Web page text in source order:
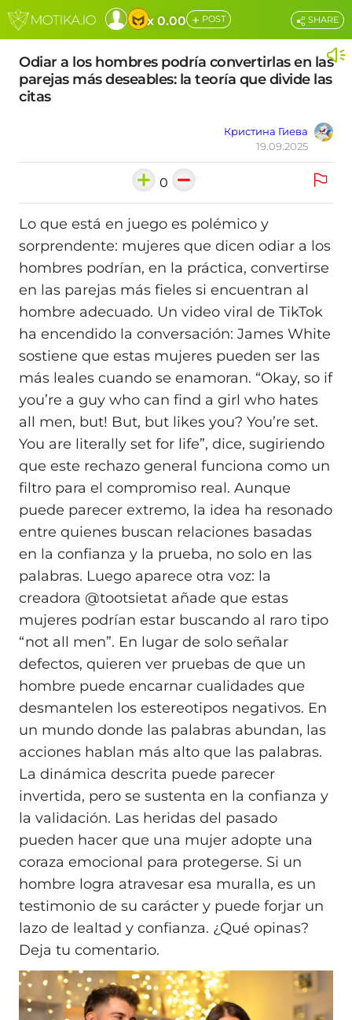
x 0.00 + POST
Odiar a los hombres podría convertirlas en las
parejas más deseables: la teoría que divide las
citas
Кристина Гиева
19.09.2025
SHARE
0
Lo que está en juego es polémico y
sorprendente: mujeres que dicen odiar a los
hombres podrían, en la práctica, convertirse
en las parejas más fieles si encuentran al
hombre adecuado. Un video viral de TikTok
ha encendido la conversación: James White
sostiene que estas mujeres pueden ser las
más leales cuando se enamoran. “Okay, so if
you’re a guy who can find a girl who hates
all men, but! But, but likes you? You’re set.
You are literally set for life”, dice, sugiriendo
que este rechazo general funciona como un
filtro para el compromiso real. Aunque
puede parecer extremo, la idea ha resonado
entre quienes buscan relaciones basadas
en la confianza y la prueba, no solo en las
palabras. Luego aparece otra voz: la
creadora @tootsietat añade que estas
mujeres podrían estar buscando al raro tipo
“not all men”. En lugar de solo señalar
defectos, quieren ver pruebas de que un
hombre puede encarnar cualidades que
desmantele­n los estereotipos negativos. En
un mundo donde las palabras abundan, las
acciones hablan más alto que las palabras.
La dinámica descrita puede parecer
invertida, pero se sustenta en la confianza y
la validación. Las heridas del pasado
pueden hacer que una mujer adopte una
coraza emocional para protegerse. Si un
hombre logra atravesar esa muralla, es un
testimonio de su carácter y puede forjar un
lazo de lealtad y confianza. ¿Qué opinas?
Deja tu comentario.